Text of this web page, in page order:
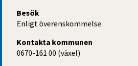
Besök
Enligt överenskommelse.
Kontakta kommunen
0670-161 00 (växel)